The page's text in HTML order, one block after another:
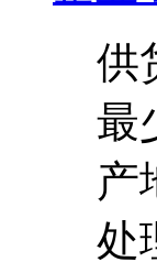
供
最
产
处